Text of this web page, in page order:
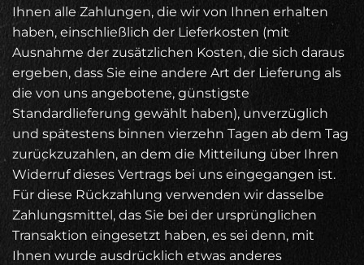
Ihnen alle Zahlungen, die wir von Ihnen erhalten
haben, einschließlich der Lieferkosten (mit
Ausnahme der zusätzlichen Kosten, die sich daraus
ergeben, dass Sie eine andere Art der Lieferung als
die von uns angebotene, günstigste
Standardlieferung gewählt haben), unverzüglich
und spätestens binnen vierzehn Tagen ab dem Tag
zurückzuzahlen, an dem die Mitteilung über Ihren
Widerruf dieses Vertrags bei uns eingegangen ist.
Für diese Rückzahlung verwenden wir dasselbe
Zahlungsmittel, das Sie bei der ursprünglichen
Transaktion eingesetzt haben, es sei denn, mit
Ihnen wurde ausdrücklich etwas anderes